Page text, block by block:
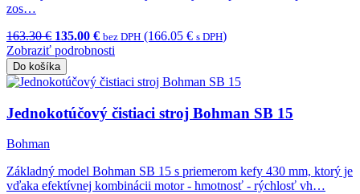
zos…
163.30 € 135.00 € bez DPH (166.05 € s DPH)
Zobraziť podrobnosti
Do košíka
Jednokotúčový čistiaci stroj Bohman SB 15
Bohman
Základný model Bohman SB 15 s priemerom kefy 430 mm, ktorý je
vďaka efektívnej kombinácii motor - hmotnosť - rýchlosť vh…